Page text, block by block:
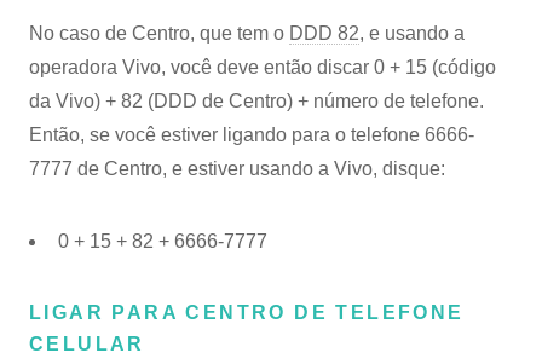
No caso de Centro, que tem o DDD 82, e usando a
operadora Vivo, você deve então discar 0 + 15 (código
da Vivo) + 82 (DDD de Centro) + número de telefone.
Então, se você estiver ligando para o telefone 6666-
7777 de Centro, e estiver usando a Vivo, disque:
0 + 15 + 82 + 6666-7777
LIGAR PARA CENTRO DE TELEFONE
CELULAR